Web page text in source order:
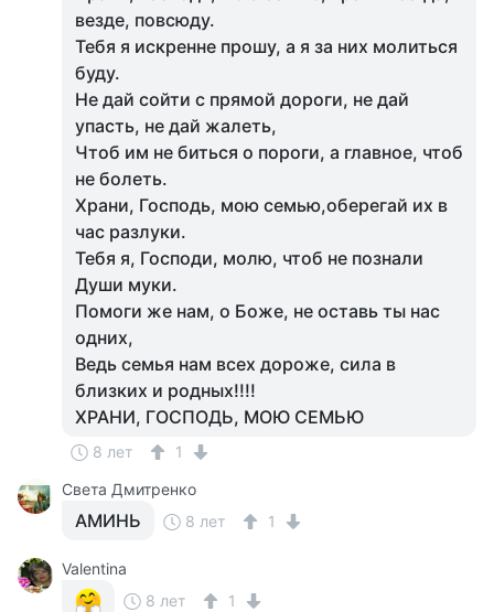
везде, повсюду.
Тебя я искренне прошу, а я за них молиться
буду.
Не дай сойти с прямой дороги, не дай
упасть, не дай жалеть,
Чтоб им не биться о пороги, а главное, чтоб
не болеть.
Храни, Господь, мою семью,оберегай их в
час разлуки.
Тебя я, Господи, молю, чтоб не познали
Души муки.
Помоги же нам, о Боже, не оставь ты нас
одних,
Ведь семья нам всех дороже, сила в
близких и родных!!!!
ХРАНИ, ГОСПОДЬ, МОЮ СЕМЬЮ
8 лет
1
Света Дмитренко
АМИНЬ 8 лет 1
Valentina
8 лет
1